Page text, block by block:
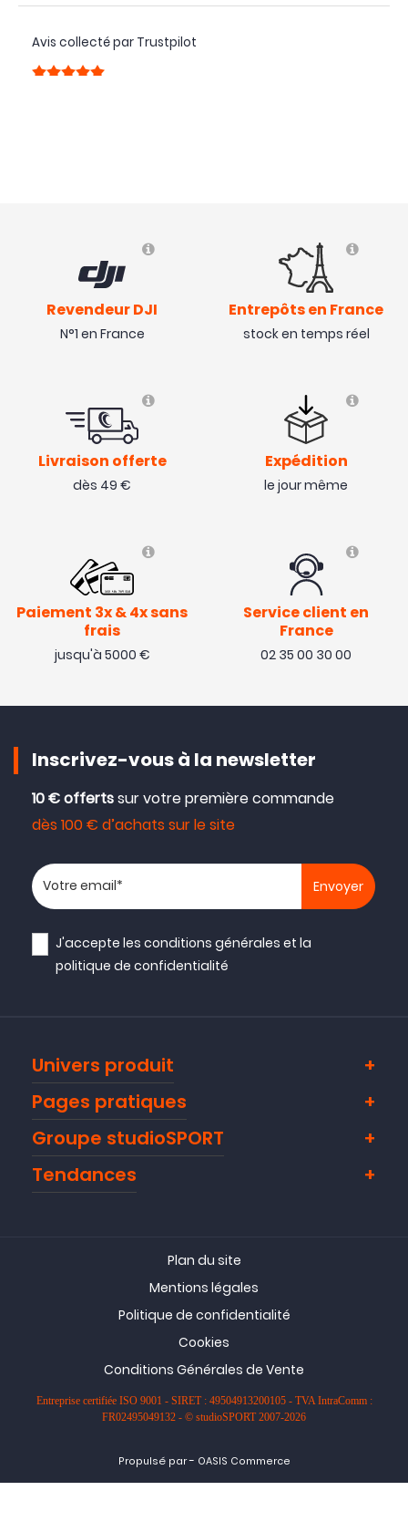
Avis collecté par Trustpilot
( 05/01/25 )
( 01/06/24 )
Avis collecté par Trustpilot
final commande reçu le lendemain, le motion
contrôleur 3 et franchement top et avec le mode
accro simplifié et la molette ces un pur bonheur de
l’avoir en main
( 08/05/24 )
Revendeur DJI
N°1 en France
Entrepôts en France
stock en temps réel
Livraison offerte
dès 49 €
Expédition
le jour même
Paiement 3x & 4x sans
frais
jusqu'à 5000 €
Service client en
France
02 35 00 30 00
Inscrivez-vous à la newsletter
10 € offertssur votre première commande
dès 100 € d’achats sur le site
Votre adresse email
J'accepte lesconditions générales et la
politique de confidentialité
Univers produit
Pages pratiques
Groupe studioSPORT
Tendances
Plan du site
Mentions légales
Politique de confidentialité
Cookies
Conditions Générales de Vente
Entreprise certifiée ISO 9001 - SIRET : 49504913200105 - TVA IntraComm :
FR02495049132 - © studioSPORT 2007-2026
Propulsé par- OASIS Commerce